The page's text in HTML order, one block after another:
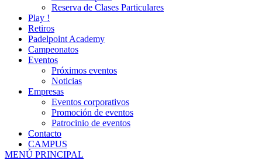
Reserva de Clases Particulares
Play !
Retiros
Padelpoint Academy
Campeonatos
Eventos
Próximos eventos
Noticias
Empresas
Eventos corporativos
Promoción de eventos
Patrocinio de eventos
Contacto
CAMPUS
MENÚ PRINCIPAL